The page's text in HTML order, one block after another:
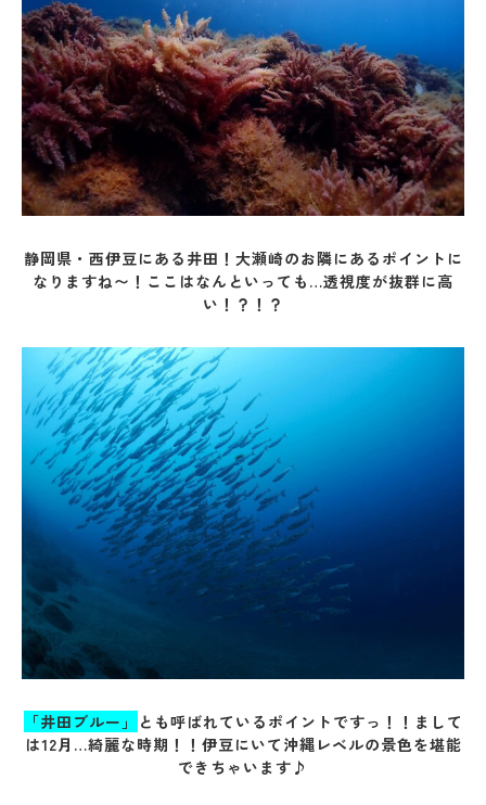
静岡県・西伊豆にある井田！ 大瀬崎のお隣にあるポイントに
なりますね〜！ここはなんといっても…透視度が抜群に高
い！？！？
「井田ブルー」
とも呼ばれているポイントですっ！！まして
は12月…綺麗な時期！！伊豆にいて沖縄レベルの景色を堪能
できちゃいます♪